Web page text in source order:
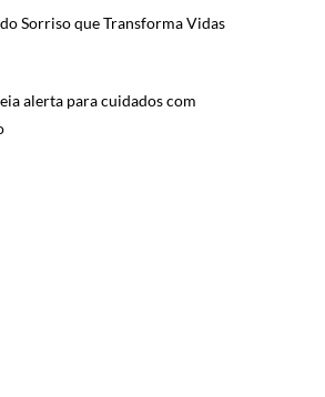
Sorriso que Transforma Vidas
alerta para cuidados com